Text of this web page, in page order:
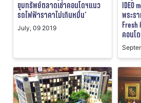
ขุมทรัพย์ตลาดเช่าคอนโดฯแนว
รถไฟฟ้าราคาไม่เกินหมื่น’
July, 09 2019
IDEO
พระร
Fresh
คอนโ